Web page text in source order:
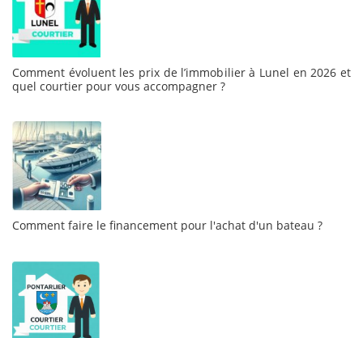
Comment évoluent les prix de l’immobilier à Lunel en 2026 et
quel courtier pour vous accompagner ?
Comment faire le financement pour l'achat d'un bateau ?